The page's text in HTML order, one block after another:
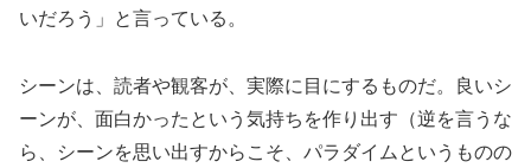
いだろう」と言っている。
シーンは、読者や観客が、実際に目にするものだ。良いシ
ーンが、面白かったという気持ちを作り出す（逆を言うな
ら、シーンを思い出すからこそ、パラダイムというものの